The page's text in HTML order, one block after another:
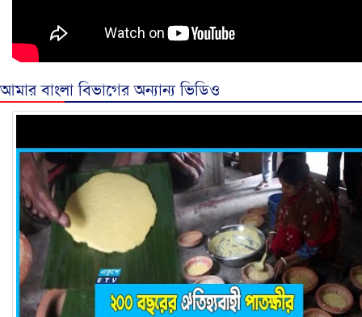
আমার বাংলা বিভাগের অন্যান্য ভিডিও